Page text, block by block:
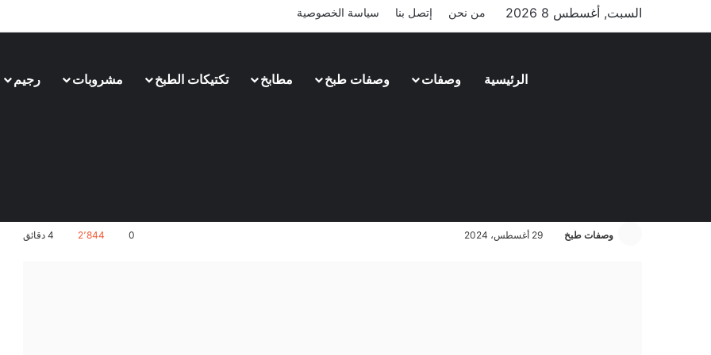
السبت, أغسطس 8 2026 من نحن إتصل بنا سياسة الخصوصية
الرئيسية وصفات وصفات طبخ مطابخ تكتيكات الطبخ مشروبات رجيم
وصفات طبخ 29 أغسطس، 2024 0 2٬844